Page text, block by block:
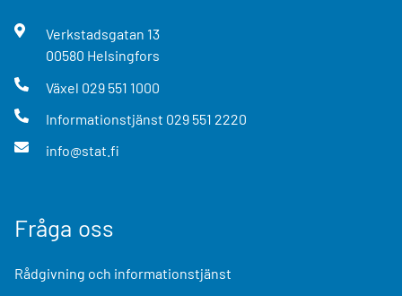
Verkstadsgatan 13
00580 Helsingfors
Växel 029 551 1000
Informationstjänst 029 551 2220
info@stat.fi
Fråga oss
Rådgivning och informationstjänst